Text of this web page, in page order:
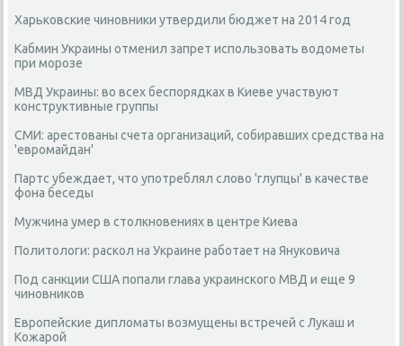
Харьковские чиновники утвердили бюджет на 2014 год
Кабмин Украины отменил запрет использовать водометы
при морозе
МВД Украины: во всех беспорядках в Киеве участвуют
конструктивные группы
СМИ: арестованы счета организаций, собиравших средства на
'евромайдан'
Партс убеждает, что употреблял слово 'глупцы' в качестве
фона беседы
Мужчина умер в столкновениях в центре Киева
Политологи: раскол на Украине работает на Януковича
Под санкции США попали глава украинского МВД и еще 9
чиновников
Европейские дипломаты возмущены встречей с Лукаш и
Кожарой